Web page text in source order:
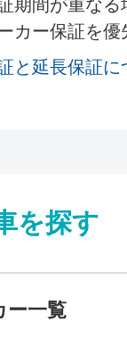
期間が重な
カー保証を
と延長保証に
を探す
ー一覧